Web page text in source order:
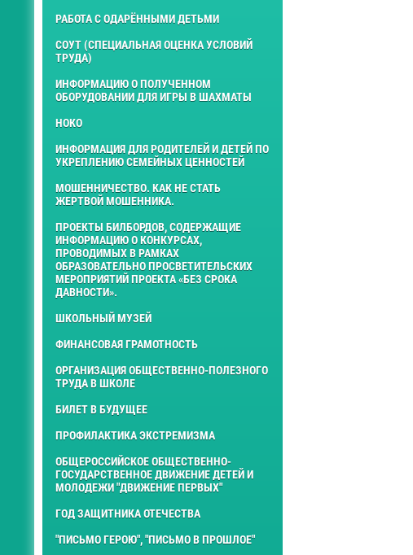
РАБОТА С ОДАРЁННЫМИ ДЕТЬМИ
СОУТ (СПЕЦИАЛЬНАЯ ОЦЕНКА УСЛОВИЙ
ТРУДА)
ИНФОРМАЦИЮ О ПОЛУЧЕННОМ
ОБОРУДОВАНИИ ДЛЯ ИГРЫ В ШАХМАТЫ
НОКО
ИНФОРМАЦИЯ ДЛЯ РОДИТЕЛЕЙ И ДЕТЕЙ ПО
УКРЕПЛЕНИЮ СЕМЕЙНЫХ ЦЕННОСТЕЙ
МОШЕННИЧЕСТВО. КАК НЕ СТАТЬ
ЖЕРТВОЙ МОШЕННИКА.
ПРОЕКТЫ БИЛБОРДОВ, СОДЕРЖАЩИЕ
ИНФОРМАЦИЮ О КОНКУРСАХ,
ПРОВОДИМЫХ В РАМКАХ
ОБРАЗОВАТЕЛЬНО ПРОСВЕТИТЕЛЬСКИХ
МЕРОПРИЯТИЙ ПРОЕКТА «БЕЗ СРОКА
ДАВНОСТИ».
ШКОЛЬНЫЙ МУЗЕЙ
ФИНАНСОВАЯ ГРАМОТНОСТЬ
ОРГАНИЗАЦИЯ ОБЩЕСТВЕННО-ПОЛЕЗНОГО
ТРУДА В ШКОЛЕ
БИЛЕТ В БУДУЩЕЕ
ПРОФИЛАКТИКА ЭКСТРЕМИЗМА
ОБЩЕРОССИЙСКОЕ ОБЩЕСТВЕННО-
ГОСУДАРСТВЕННОЕ ДВИЖЕНИЕ ДЕТЕЙ И
МОЛОДЕЖИ "ДВИЖЕНИЕ ПЕРВЫХ"
ГОД ЗАЩИТНИКА ОТЕЧЕСТВА
"ПИСЬМО ГЕРОЮ", "ПИСЬМО В ПРОШЛОЕ"